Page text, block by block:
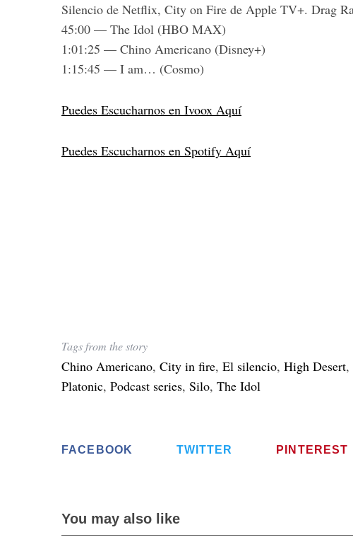
Silencio de Netflix, City on Fire de Apple TV+. Drag
45:00 — The Idol (HBO MAX)
1:01:25 — Chino Americano (Disney+)
1:15:45 — I am… (Cosmo)
Puedes Escucharnos en Ivoox Aquí
Puedes Escucharnos en Spotify Aquí
Tags from the story
Chino Americano, City in fire, El silencio, High Desert,
Platonic, Podcast series, Silo, The Idol
FACEBOOK TWITTER PINTEREST
You may also like